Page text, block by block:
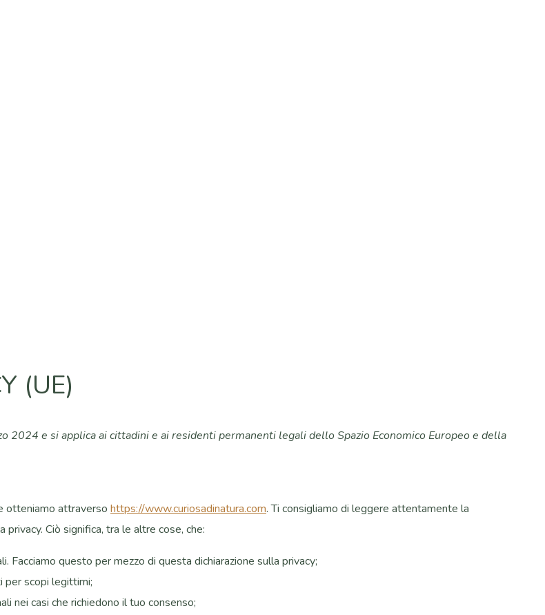
(UE)
2024 e si applica ai cittadini e ai residenti permanenti legali dello Spazio Economico Europeo e della
otteniamo attraverso https://www.curiosadinatura.com. Ti consigliamo di leggere attentamente la
Ciò significa, tra le altre cose, che:
questo per mezzo di questa dichiarazione sulla privacy;
per scopi legittimi;
nei casi che richiedono il tuo consenso;